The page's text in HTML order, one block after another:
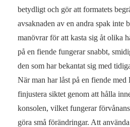
betydligt och gör att formatets
avsaknaden av en andra spak inte
manövrar för att kasta sig åt olika
på en fiende fungerar snabbt,
den som har bekantat sig med
När man har låst på en fiende med
finjustera siktet genom att hålla
konsolen, vilket fungerar
göra små förändringar. Att